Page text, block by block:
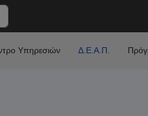
Υπηρεσιών Δ.Ε.Α.Π.